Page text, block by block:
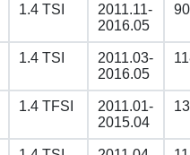
1.4 TSI
2011.11-
2016.05
90
1.4 TSI
2011.03-
2016.05
1.4 TFSI
2011.01-
2015.04